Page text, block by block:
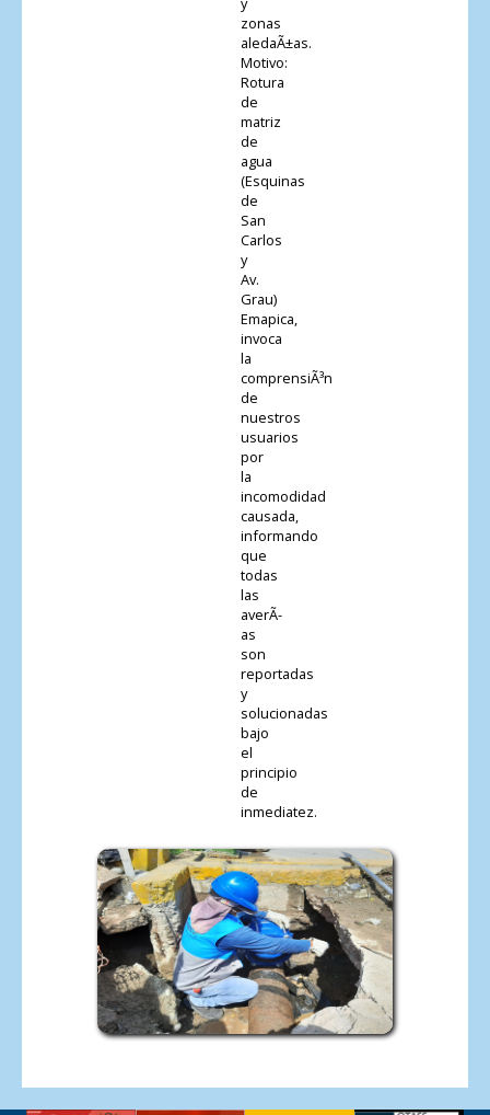
zonas
aledaÃ±as.
Motivo:
Rotura
de
matriz
de
agua
(Esquinas
de
San
Carlos
y
Av.
Grau)
Emapica,
invoca
la
comprensiÃ³n
de
nuestros
usuarios
por
la
incomodidad
causada,
informando
que
todas
las
averÃ­
as
son
reportadas
y
solucionadas
bajo
el
principio
de
inmediatez.